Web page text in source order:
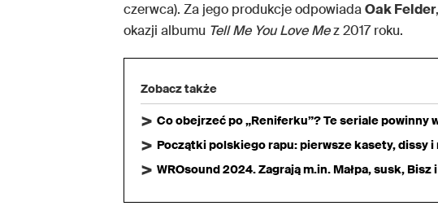
czerwca). Za jego produkcje odpowiadaOak Felder
okazji albumu Tell Me You Love Mez 2017 roku.
Zobacz także
Co obejrzeć po „Reniferku”? Te seriale powinny
Początki polskiego rapu: pierwsze kasety, dissy
WROsound 2024. Zagrają m.in. Małpa, susk, Bisz